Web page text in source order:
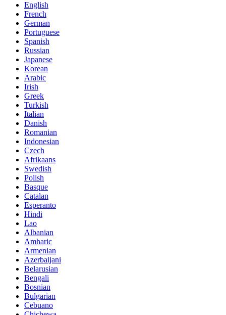
English
French
German
Portuguese
Spanish
Russian
Japanese
Korean
Arabic
Irish
Greek
Turkish
Italian
Danish
Romanian
Indonesian
Czech
Afrikaans
Swedish
Polish
Basque
Catalan
Esperanto
Hindi
Lao
Albanian
Amharic
Armenian
Azerbaijani
Belarusian
Bengali
Bosnian
Bulgarian
Cebuano